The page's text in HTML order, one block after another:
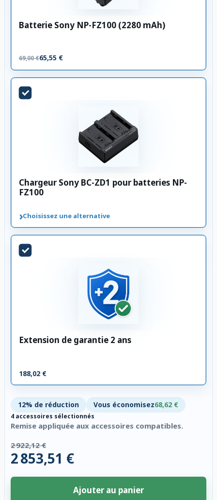
Batterie Sony NP-FZ100 (2280 mAh)
69,00 €65,55 €
Chargeur Sony BC-ZD1 pour batteries NP-
FZ100
›Choisissez une alternative
Extension de garantie 2 ans
188,02 €
12% de réduction Vous économisez68,62 €
4 accessoires sélectionnés
Remise appliquée aux accessoires compatibles.
2 922,12 €
2 853,51 €
Ajouter au panier